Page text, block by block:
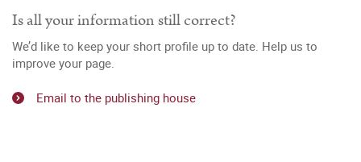
Is all your information still correct?
We’d like to keep your short profile up to date. Help us to
improve your page.
Email to the publishing house